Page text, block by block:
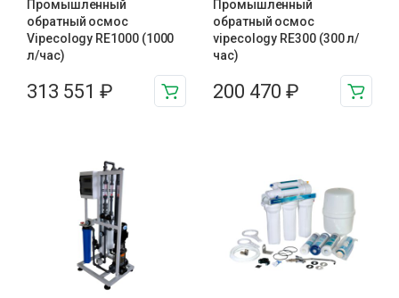
Промышленный
обратный осмос
Vipecology RE1000 (1000
л/час)
313 551 ₽
Промышленный
обратный осмос
vipecology RE300 (300 л/
час)
200 470 ₽